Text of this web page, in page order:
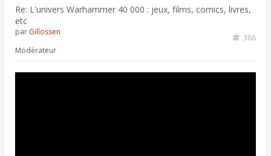
Re: L'univers Warhammer 40 000 : jeux, films, comics, livres,
etc
386
par Gillossen
Modérateur